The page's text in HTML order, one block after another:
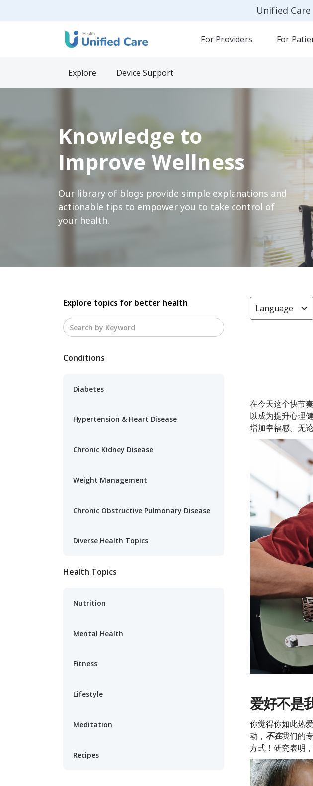
Unified
For Providers For
Explore Device Support
Knowledge to
Improve Wellness
Our library of blogs provide simple explanations and
actionable tips to empower you to take control of
your health.
Explore topics for better health
Conditions
Diabetes
Hypertension & Heart Disease
Chronic Kidney Disease
Weight Management
Chronic Obstructive Pulmonary Disease
Diverse Health Topics
Health Topics
Nutrition
Mental Health
Fitness
Lifestyle
Meditation
Recipes
Language
在今天这个快节
以成为提升心理
增加幸福感。无
爱好不是
你觉得你如此热
动， 不在我们的
方式！研究表明